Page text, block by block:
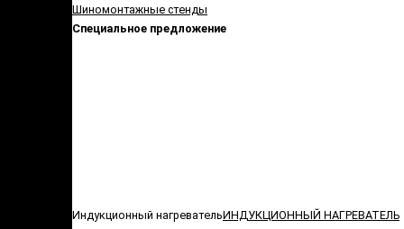
Шиномонтажные стенды
Специальное предложение
Индукционный нагревательИНДУКЦИОННЫЙ НАГРЕВАТЕЛЬ